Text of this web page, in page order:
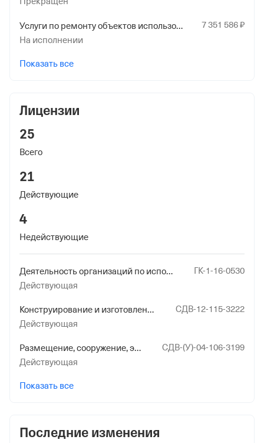
Услуги по ремонту объектов использования атомной энергии 7351 586₽
На исполнении
Показать все
Лицензии
25
Всего
21
Действующие
4
Недействующие
Деятельность организаций по использованию ядерных материалов и радиоактивных веществ при проведении работ по использованию атомной энергии а оборонных целях, включая разработку, изготовление, испытание, транспортирование (перевозку), эксплуатацию, хранение, ликвидацию и утилизацию ядерного оружия и ядерных энергетических установок военного назначения, за исключением деятельности воинских частей и организаций Министерства обороны Российской Федерации в этой области
ГК-1-16-0530
Действующая
Конструирование и изготовление оборудования для ядерных установок, радиационных источников, пунктов хранения ядерных материалов и радиоактивных веществ, хранилищ радиоактивных отходов
СДВ-12-115-3222
Действующая
Размещение, сооружение, эксплуатация и вывод из эксплуатации ядерных установок, радиационных источников и пунктов хранения ядерных материалов и радиоактивных веществ, хранилищ радиоактивных отходов
СДВ-(У)-04-106-3199
Действующая
Показать все
Последние изменения